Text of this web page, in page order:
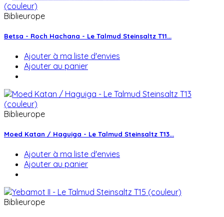
Biblieurope
Betsa - Roch Hachana - Le Talmud Steinsaltz T11...
Ajouter à ma liste d'envies
Ajouter au panier
Biblieurope
Moed Katan / Haguiga - Le Talmud Steinsaltz T13...
Ajouter à ma liste d'envies
Ajouter au panier
Biblieurope